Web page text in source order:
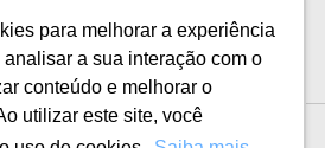
para melhorar a experiência
a sua interação com o
conteúdo e melhorar o
utilizar este site, você
© 2026